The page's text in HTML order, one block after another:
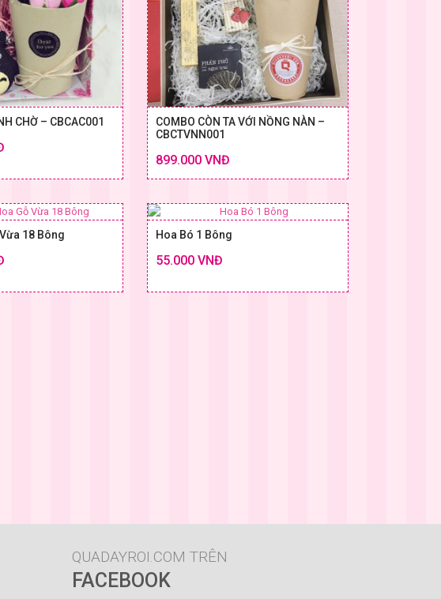
CHỜ – CBCAC001
COMBO CÒN TA VỚI NỒNG NÀN –
CBCTVNN001
899.000 VNĐ
18 Bông Hoa Bó 1 Bông
55.000 VNĐ
QUADAYROI.COM TRÊN
FACEBOOK